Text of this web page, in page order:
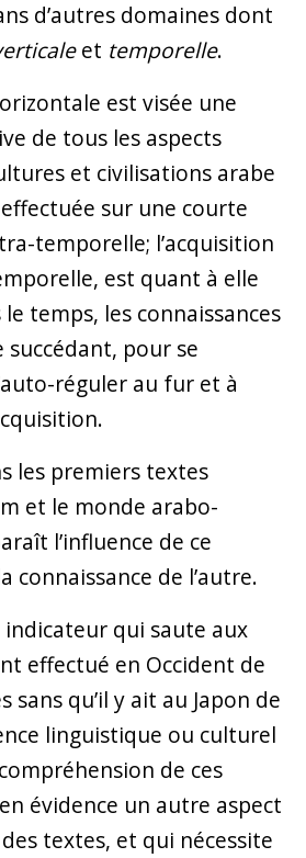
d’autres domaines dont
et temporelle.
est visée une
de tous les aspects
et civilisations arabe
sur une courte
temporelle; l’acquisition
est quant à elle
temps, les connaissances
succédant, pour se
réguler au fur et à
les premiers textes
et le monde arabo-
l’influence de ce
connaissance de l’autre.
qui saute aux
effectué en Occident de
sans qu’il y ait au Japon de
linguistique ou culturel
de ces
évidence un autre aspect
textes, et qui nécessite